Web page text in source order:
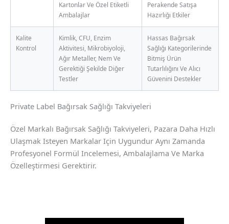
Kartonlar Ve Özel Etiketli
Ambalajlar
Perakende Satışa
Hazırlığı Etkiler
Kalite
Kontrol
Kimlik, CFU, Enzim
Aktivitesi, Mikrobiyoloji,
Ağır Metaller, Nem Ve
Gerektiği Şekilde Diğer
Testler
Hassas Bağırsak
Sağlığı Kategorilerinde
Bitmiş Ürün
Tutarlılığını Ve Alıcı
Güvenini Destekler
Private Label Bağırsak Sağlığı Takviyeleri
Özel Markalı Bağırsak Sağlığı Takviyeleri, Pazara Daha Hızlı
Ulaşmak Isteyen Markalar Için Uygundur Aynı Zamanda
Profesyonel Formül Incelemesi, Ambalajlama Ve Marka
Özelleştirmesi Gerektirir.